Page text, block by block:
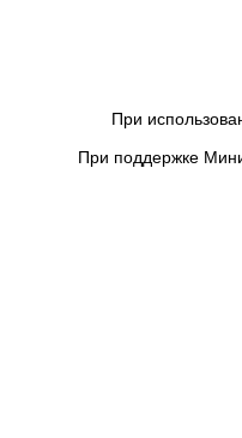
При
При поддержке